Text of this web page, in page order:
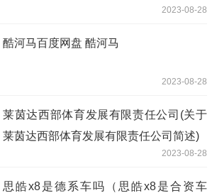
2023-08-28
酷河马百度网盘 酷河马
2023-08-28
莱茵达西部体育发展有限责任公司(关于
莱茵达西部体育发展有限责任公司简述)
2023-08-28
思皓x8是德系车吗（思皓x8是合资车